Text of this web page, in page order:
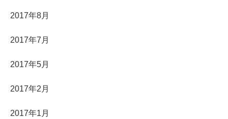
2017年8月
2017年7月
2017年5月
2017年2月
2017年1月